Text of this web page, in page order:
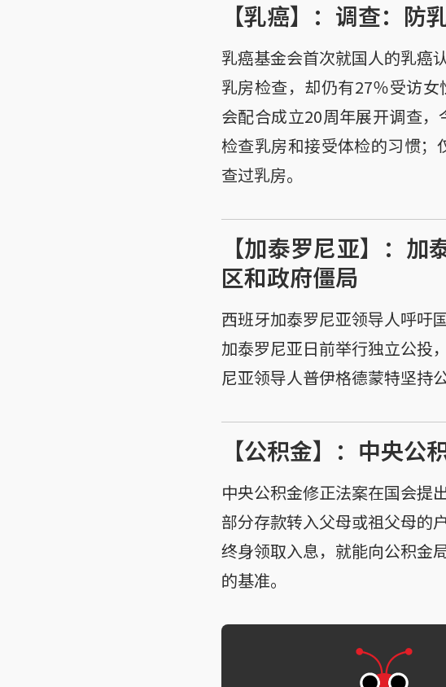
【乳癌】：调查：
乳癌基金会首次就国人的乳癌
乳房检查，却仍有27％受访
会配合成立20周年展开调查
检查乳房和接受体检的习惯
查过乳房。
【加泰罗尼亚】：
区和政府僵局
西班牙加泰罗尼亚领导人呼吁
加泰罗尼亚日前举行独立公投
尼亚领导人普伊格德蒙特坚持
【公积金】：中央公
中央公积金修正法案在国会提
部分存款转入父母或祖父母的
终身领取入息，就能向公积金
的基准。